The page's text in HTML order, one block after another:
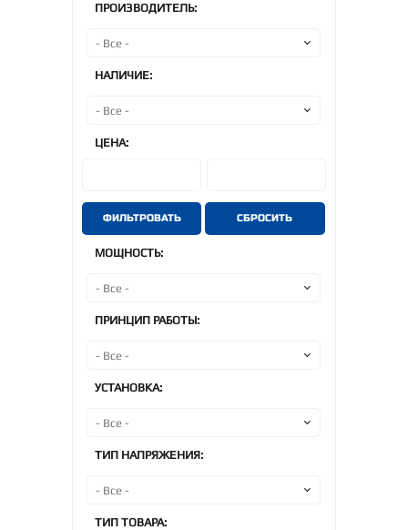
ПРОИЗВОДИТЕЛЬ:
НАЛИЧИЕ:
ЦЕНА:
ФИЛЬТРОВАТЬ СБРОСИТЬ
МОЩНОСТЬ:
ПРИНЦИП РАБОТЫ:
УСТАНОВКА:
ТИП НАПРЯЖЕНИЯ:
ТИП ТОВАРА: